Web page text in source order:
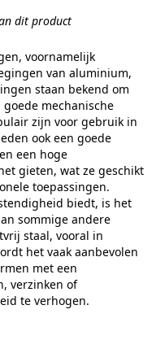
dit product
voornamelijk
van aluminium,
staan bekend om
mechanische
zijn voor gebruik in
ook een goede
een hoge
gieten, wat ze geschikt
toepassingen.
biedt, is het
sommige andere
staal, vooral in
het vaak aanbevolen
met een
verzinken of
te verhogen.